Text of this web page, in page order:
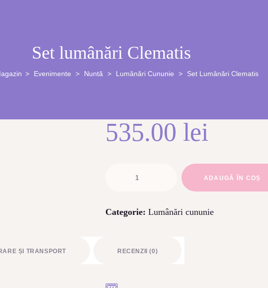
Set lumânări Clematis
Evenimente Nuntă Lumânări Cununie Set Lumânări Clematis
535.00 lei
Clematis
ADAUGĂ ÎN COȘ
Categorie:Lumânări cununie
ȘI TRANSPORT RECENZII (0)